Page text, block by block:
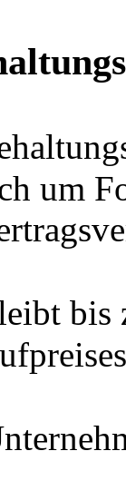
um
bis